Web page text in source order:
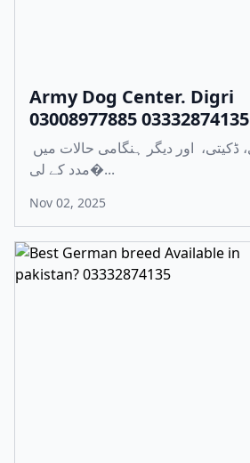
Army Dog Center. Digri
03008977885 03332874135
مدد کے لی�...
Nov 02, 2025